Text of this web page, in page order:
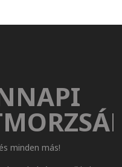
minden más!